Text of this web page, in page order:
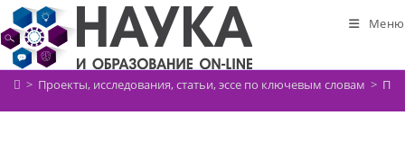
Перейти
к
содержимому
Меню
> Проекты, исследования, статьи, эссе по ключевым словам >